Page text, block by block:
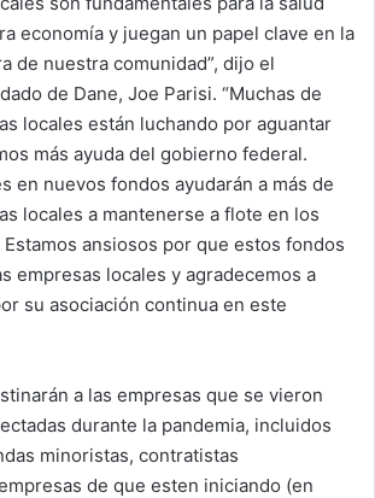
economía y juegan un papel clave en la
de nuestra comunidad”, dijo el
de Dane, Joe Parisi. “Muchas de
locales están luchando por aguantar
más ayuda del gobierno federal.
en nuevos fondos ayudarán a más de
locales a mantenerse a flote en los
ansiosos por que estos fondos
empresas locales y agradecemos a
su asociación continua en este
a las empresas que se vieron
durante la pandemia, incluidos
minoristas, contratistas
de que esten iniciando (en